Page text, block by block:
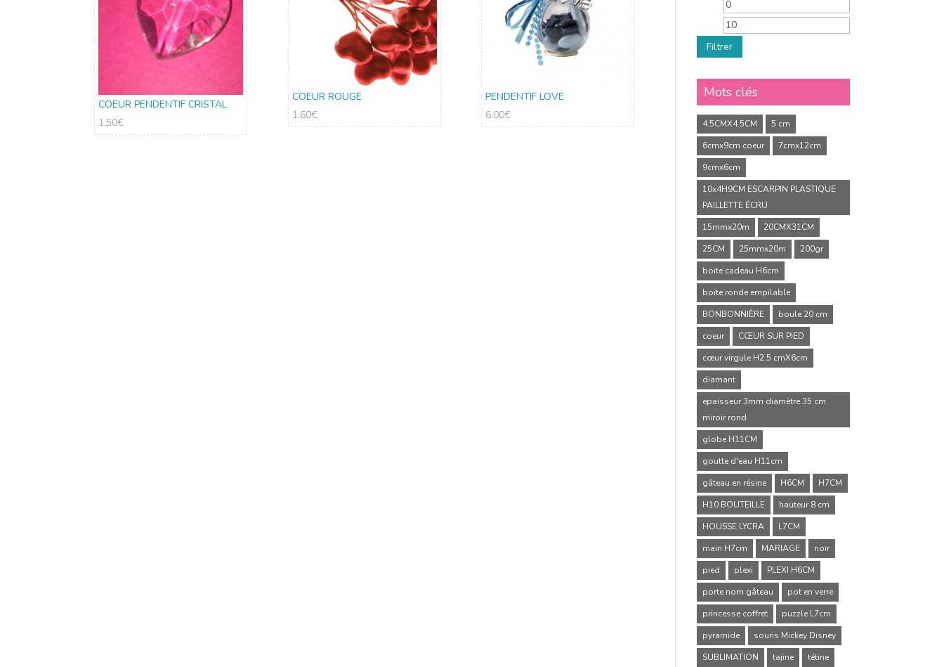
COEUR PENDENTIF CRISTAL
1.50€
COEUR ROUGE
1.60€
PENDENTIF LOVE
6.00€
Filtrer
Mots clés
4.5CMX4.5CM
5 cm
6cmx9cm coeur
7cmx12cm
9cmx6cm
10x4H9CM ESCARPIN PLASTIQUE
PAILLETTE ÉCRU
15mmx20m
20CMX31CM
25CM
25mmx20m
200gr
boite cadeau H6cm
boite ronde empilable
BONBONNIÈRE
boule 20 cm
coeur
CŒUR SUR PIED
cœur virgule H2.5 cmX6cm
diamant
epaisseur 3mm diamètre 35 cm
miroir rond
globe H11CM
goutte d'eau H11cm
gâteau en résine
H6CM
H7CM
H10 BOUTEILLE
hauteur 8 cm
HOUSSE LYCRA
L7CM
main H7cm
MARIAGE
noir
pied
plexi
PLEXI H6CM
porte nom gâteau
pot en verre
princesse coffret
puzzle L7cm
pyramide
souris Mickey Disney
SUBLIMATION
tajine tétine